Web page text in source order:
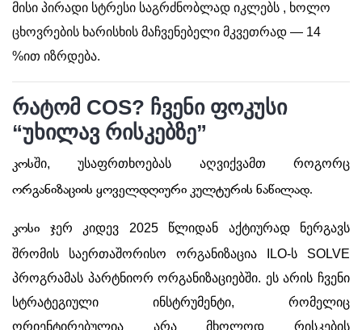
მისი პირადი სტრესი საგრძნობლად იკლებს , ხოლო
ცხოვრების ხარისხის მაჩვენებელი მკვეთრად — 14
%ით იზრდება.
რატომ COS? ჩვენი ფოკუსი
“უხილავ რისკებზე”
კოსში, უსაფრთხოებას აღვიქვამთ როგორც
ორგანიზაციის ყოველდღიური კულტურის ნაწილად.
კოსი ჯერ კიდევ 2025 წლიდან აქტიურად ნერგავს
შრომის საერთაშორისო ორგანიზაცია ILO-ს SOLVE
პროგრამას პარტნიორ ორგანიზაციებში. ეს არის ჩვენი
სტრატეგიული ინსტრუმენტი, რომელიც
ორიენტირებულია არა მხოლოდ რისკების